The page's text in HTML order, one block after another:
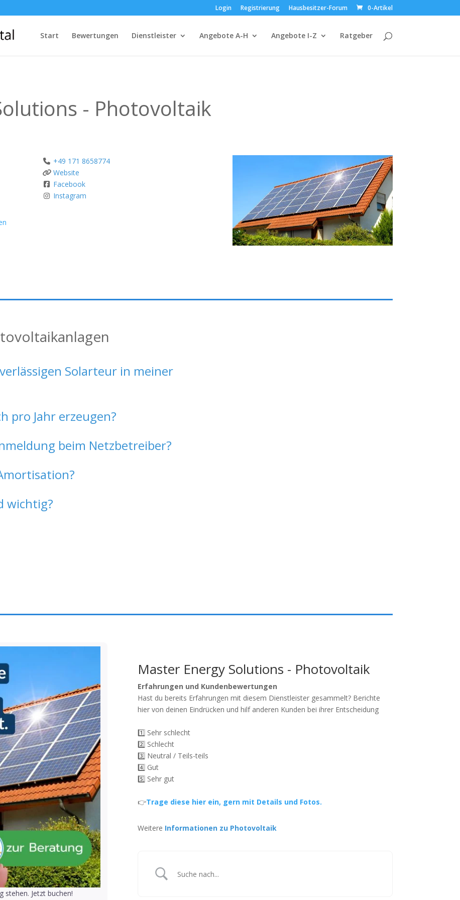
Login Registrierung Hausbesitzer-Forum 0-Artikel
Start Bewertungen Dienstleister Angebote A-H Angebote I-Z Ratgeber
- Photovoltaik
+49 171 8658774
Website
Facebook
Instagram
Solarteur in meiner
pro Jahr erzeugen?
beim Netzbetreiber?
wichtig?
stehen. Jetzt buchen!
Master Energy Solutions - Photovoltaik
Erfahrungen und Kundenbewertungen
Hast du bereits Erfahrungen mit diesem Dienstleister gesammelt? Berichte
hier von deinen Eindrücken und hilf anderen Kunden bei ihrer Entscheidung
1️⃣ Sehr schlecht
2️⃣ Schlecht
3️⃣ Neutral / Teils-teils
4️⃣ Gut
5️⃣ Sehr gut
👉Trage diese hier ein, gern mit Details und Fotos.
Weitere Informationen zu Photovoltaik